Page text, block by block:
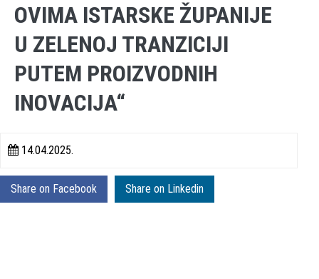
OVIMA ISTARSKE ŽUPANIJE
U ZELENOJ TRANZICIJI
PUTEM PROIZVODNIH
INOVACIJA“
14.04.2025.
Share on Facebook Share on Linkedin